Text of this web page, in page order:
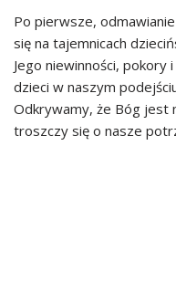
Po pierwsze,
się na tajemnicach
Jego niewinności, pokory
dzieci w naszym
Odkrywamy, że Bóg jest
troszczy się o nasze